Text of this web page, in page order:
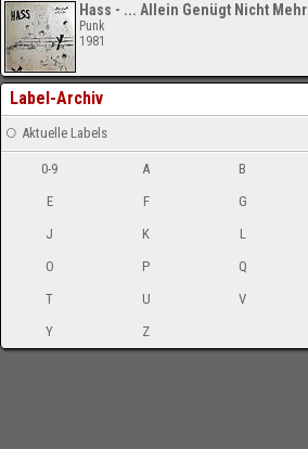
Hass - ... Allein Genügt Nicht Mehr
Punk
1981
Label-Archiv
Aktuelle Labels
0-9 A B
E
F G
J
K L
O
P Q
T
U V
Y
Z